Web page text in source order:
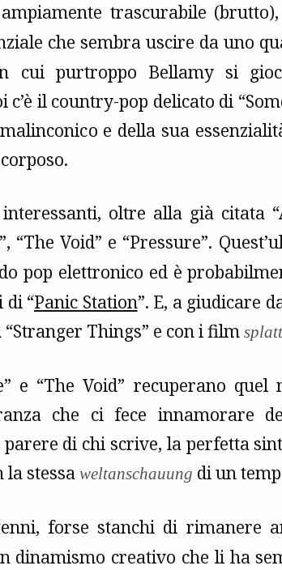
trascurabile
che sembra uscire da uno
cui purtroppo Bellamy si
c’è il country-pop delicato di
e della sua
oltre alla già citata
“The Void” e “Pressure”.
pop elettronico ed è
di “Panic Station”. E, a giudicare
Things” e con i film
e “The Void” recuperano
che ci fece innamorare
parere di chi scrive, la perfetta
la stessa weltanschauung di un
forse stanchi di rimanere
dinamismo creativo che li ha